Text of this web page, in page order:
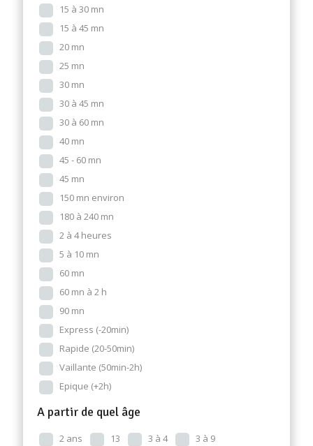
15 à 30 mn
15 à 45 mn
20 mn
25 mn
30 mn
30 à 45 mn
30 à 60 mn
40 mn
45 - 60 mn
45 mn
150 mn environ
180 à 240 mn
2 à 4 heures
5 à 10 mn
60 mn
60 mn à 2 h
90 mn
Express (-20min)
Rapide (20-50min)
Vaillante (50min-2h)
Epique (+2h)
A partir de quel âge
2 ans 13 3 à 4
3 à 9